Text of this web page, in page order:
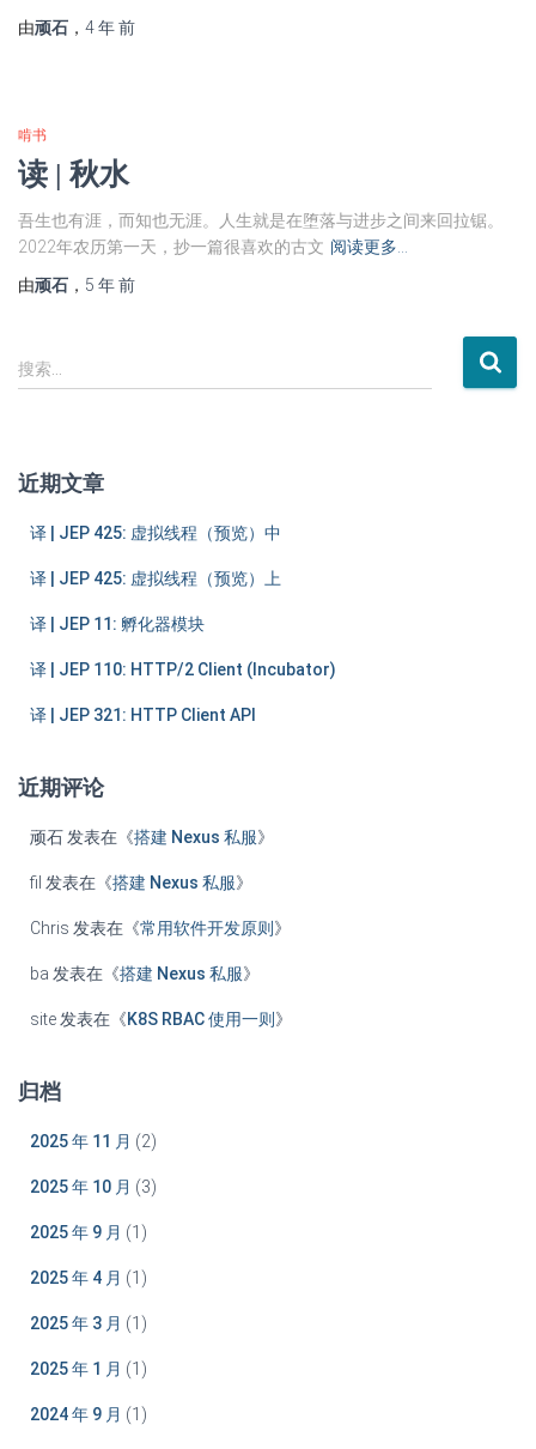
由顽石 ， 4 年前
啃书
读 | 秋水
吾生也有涯，而知也无涯。人生就是在堕落与进步之间来回拉锯。
2022年农历第一天，抄一篇很喜欢的古文 阅读更多…
由顽石 ， 5 年前
搜
索
搜索…
近期文章
译 | JEP 425: 虚拟线程（预览）中
译 | JEP 425: 虚拟线程（预览）上
译 | JEP 11: 孵化器模块
译 | JEP 110: HTTP/2 Client (Incubator)
译 | JEP 321: HTTP Client API
近期评论
顽石 发表在《搭建 Nexus 私服》
fil 发表在《搭建 Nexus 私服》
Chris 发表在《常用软件开发原则 》
ba 发表在《搭建 Nexus 私服》
site 发表在《K8S RBAC 使用一则 》
归档
2025 年 11 月 (2)
2025 年 10 月 (3)
2025 年 9 月 (1)
2025 年 4 月 (1)
2025 年 3 月 (1)
2025 年 1 月 (1)
2024 年 9 月 (1)